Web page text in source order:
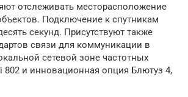
отслеживать месторасположение
Подключение к спутникам
секунд. Присутствуют также
связи для коммуникации в
сетевой зоне частотных
802 и инновационная опция Блютуз 4,